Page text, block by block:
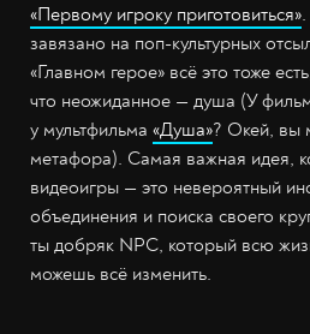
«Первому игроку приготовиться»
завязано на поп-культурных
«Главном герое» всё это тоже
что неожиданное — душа (У
у мультфильма «Душа»? Окей, вы
метафора). Самая важная идея,
видеоигры — это невероятный
объединения и поиска своего
ты добряк NPC, который всю
можешь всё изменить.